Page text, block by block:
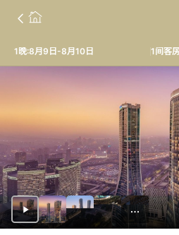
1晚:8月9日-8月10日 1间客